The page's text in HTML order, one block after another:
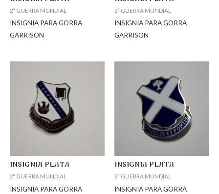
2ª GUERRA MUNDIAL
INSIGNIA PARA GORRA
GARRISON
2ª GUERRA MUNDIAL
INSIGNIA PARA GORRA
GARRISON
INSIGNIA PLATA
2ª GUERRA MUNDIAL
INSIGNIA PARA GORRA
INSIGNIA PLATA
2ª GUERRA MUNDIAL
INSIGNIA PARA GORRA